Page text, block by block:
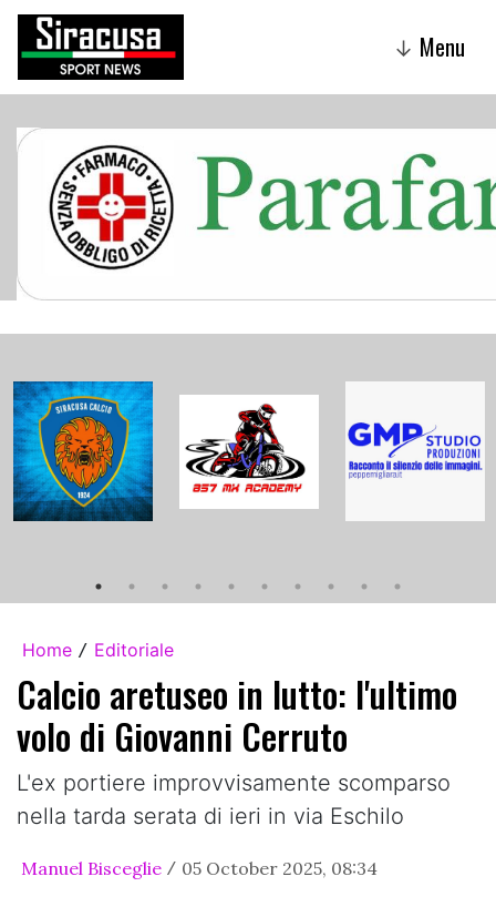
↓ Menu
Home / Editoriale
Calcio aretuseo in lutto: l'ultimo
volo di Giovanni Cerruto
L'ex portiere improvvisamente scomparso
nella tarda serata di ieri in via Eschilo
Manuel Bisceglie / 05 October 2025, 08:34